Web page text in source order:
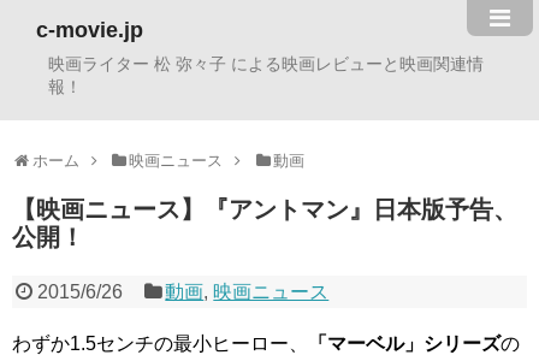
c-movie.jp
映画ライター 松 弥々子 による映画レビューと映画関連情
報！
ホーム 映画ニュース 動画
【映画ニュース】『アントマン』日本版予告、
公開！
2015/6/26 動画, 映画ニュース
わずか1.5センチの最小ヒーロー、 「マーベル」シリーズの